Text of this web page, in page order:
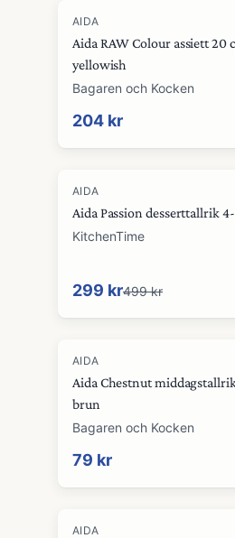
AIDA
Aida RAW Colour assiett 20
yellowish
Bagaren och Kocken
204 kr
-40 %
AIDA
Aida Passion desserttallrik
KitchenTime
299 kr499 kr
AIDA
Aida Chestnut
brun
Bagaren och Kocken
79 kr
AIDA